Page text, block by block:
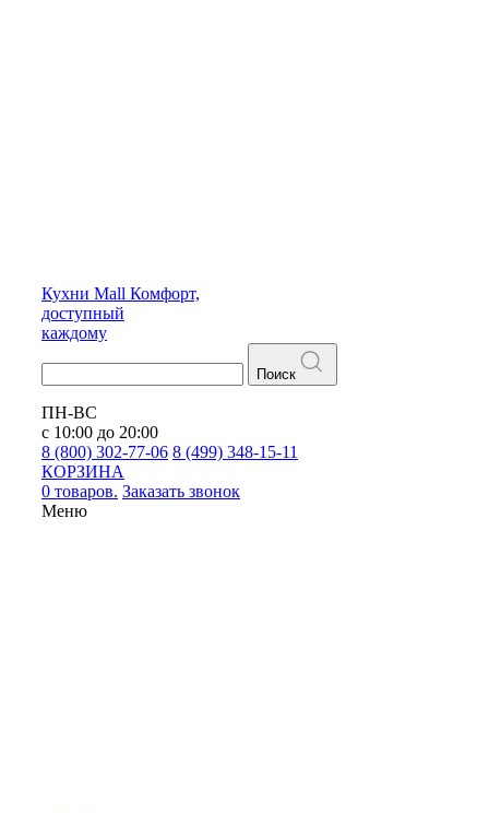
Кухни Mall Комфорт,
доступный
каждому
Поиск
ПН-ВС
с 10:00 до 20:00
8 (800) 302-77-06 8 (499) 348-15-11
КОРЗИНА
0 товаров. Заказать звонок
Меню